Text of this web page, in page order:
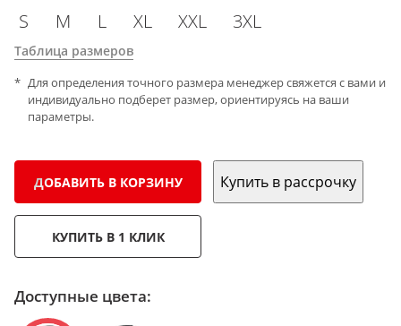
S M L XL XXL 3XL
Таблица размеров
Для определения точного размера менеджер свяжется с вами и
индивидуально подберет размер, ориентируясь на ваши
параметры.
ДОБАВИТЬ В КОРЗИНУ Купить в рассрочку
КУПИТЬ В 1 КЛИК
Доступные цвета: